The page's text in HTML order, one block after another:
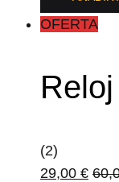
OFERTA
(2)
29,00 €